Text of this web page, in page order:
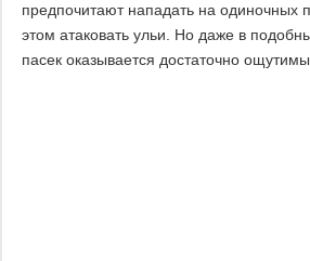
предпочитают нападать на одиночных
этом атаковать ульи. Но даже в
пасек оказывается достаточно